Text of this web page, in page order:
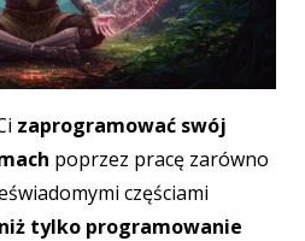
zaprogramować swój
poprzez pracę zarówno
częściami
tylko programowanie